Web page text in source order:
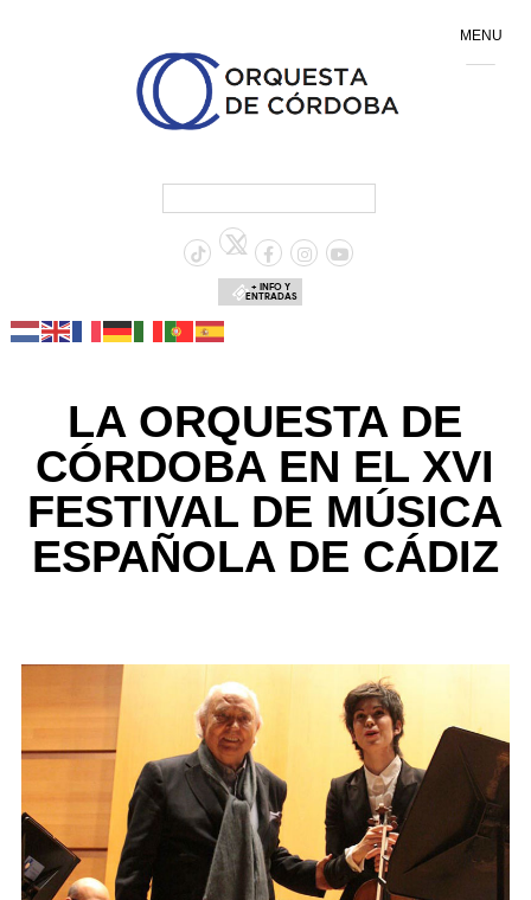
+ INFO Y
ENTRADAS
LA ORQUESTA DE
CÓRDOBA EN EL XVI
FESTIVAL DE MÚSICA
ESPAÑOLA DE CÁDIZ
MENU